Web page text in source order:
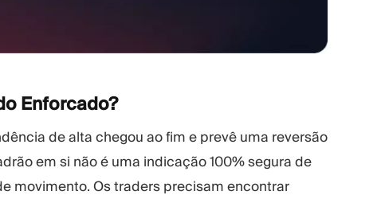
Enforcado?
de alta chegou ao fim e prevê uma reversão
em si não é uma indicação 100% segura de
movimento. Os traders precisam encontrar